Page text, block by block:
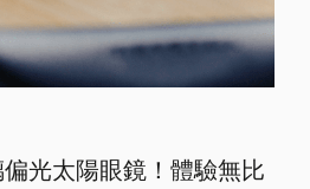
光太陽眼鏡！體驗無比